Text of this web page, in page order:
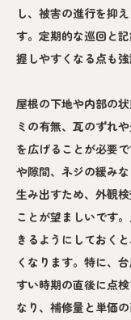
し、被害の進行を抑
す。定期的な巡回と
握しやすくなる点も強
屋根の下地や内部の
ミの有無、瓦のずれ
を広げることが必要
や隙間、ネジの緩み
生み出すため、外観
ことが望ましいです
きるようにしておく
くなります。特に、
すい時期の直後に点
なり、補修量と単価